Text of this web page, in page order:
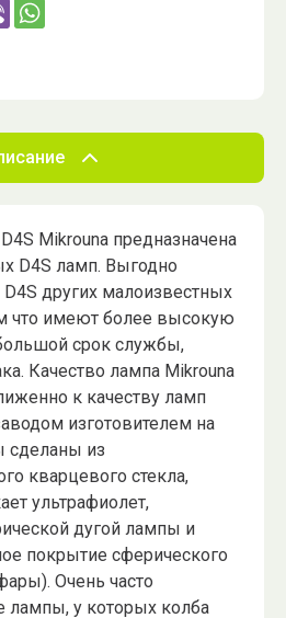
Mikrouna предназначена
D4S ламп. Выгодно
других малоизвестных
что имеют более высокую
срок службы,
Качество лампа Mikrouna
к качеству ламп
изготовителем на
сделаны из
кварцевого стекла,
ультрафиолет,
дугой лампы и
покрытие сферического
Очень часто
лампы, у которых колба